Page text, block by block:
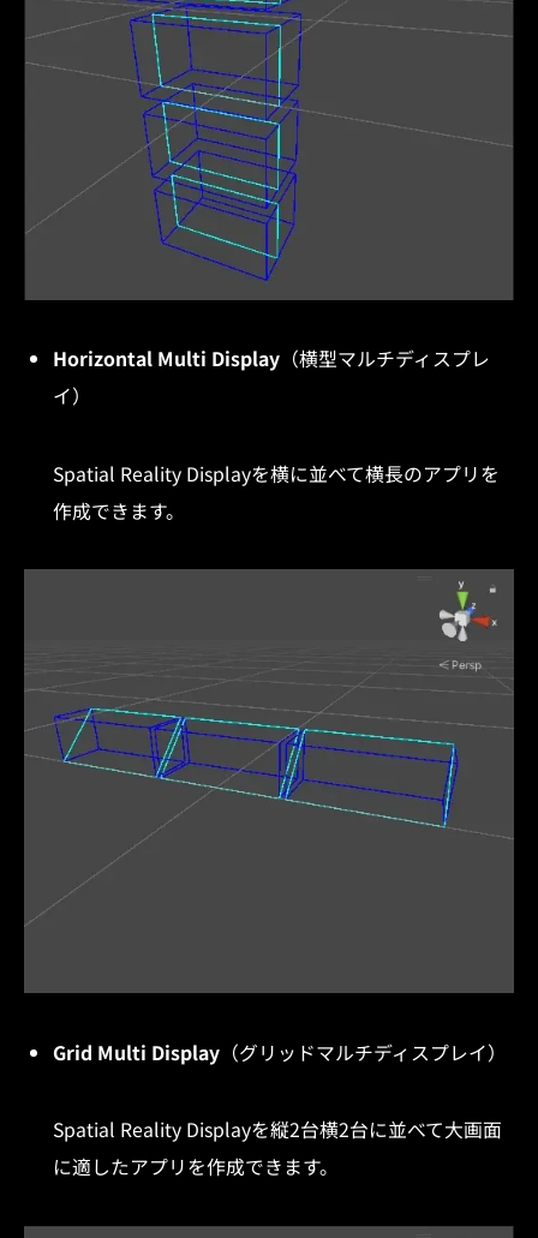
Horizontal Multi Display （横型マルチディスプレ
イ）
Spatial Reality Displayを横に並べて横長のアプリを
作成できます。
Grid Multi Display （グリッドマルチディスプレイ）
Spatial Reality Displayを縦2台横2台に並べて大画面
に適したアプリを作成できます。